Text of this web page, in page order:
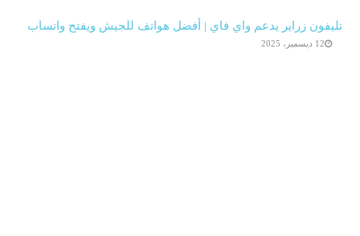
تليفون زراير يدعم واي فاي | أفضل هواتف للجيش ويفتح واتساب
12 ديسمبر، 2025